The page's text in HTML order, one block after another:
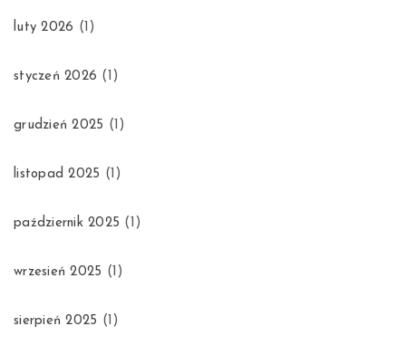
luty 2026 (1)
styczeń 2026 (1)
grudzień 2025 (1)
listopad 2025 (1)
październik 2025 (1)
wrzesień 2025 (1)
sierpień 2025 (1)